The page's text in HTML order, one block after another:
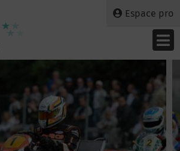
Espace pro